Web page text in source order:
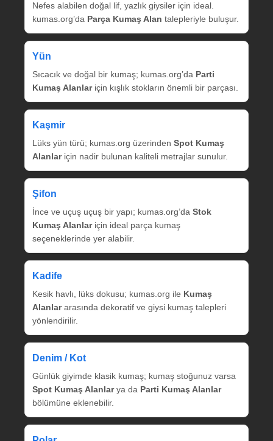
Nefes alabilen doğal lif, yazlık giysiler için ideal.
kumas.org’da Parça Kumaş Alan talepleriyle buluşur.
Yün
Sıcacık ve doğal bir kumaş; kumas.org’da Parti
Kumaş Alanlariçin kışlık stokların önemli bir parçası.
Kaşmir
Lüks yün türü; kumas.org üzerinden Spot Kumaş
Alanlariçin nadir bulunan kaliteli metrajlar sunulur.
Şifon
İnce ve uçuş uçuş bir yapı; kumas.org’da Stok
Kumaş Alanlariçin ideal parça kumaş
seçeneklerinde yer alabilir.
Kadife
Kesik havlı, lüks dokusu; kumas.org ile Kumaş
Alanlararasında dekoratif ve giysi kumaş talepleri
yönlendirilir.
Denim / Kot
Günlük giyimde klasik kumaş; kumaş stoğunuz varsa
Spot Kumaş Alanlarya da Parti Kumaş Alanlar
bölümüne eklenebilir.